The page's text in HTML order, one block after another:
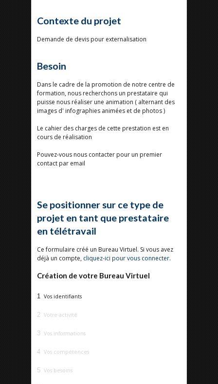
Contexte du projet
Demande de devis pour externalisation
Besoin
Dans le cadre de la promotion de notre centre de
formation, nous recherchons un prestataire qui
puisse nous réaliser une animation ( alternant des
images d' infographies animées et de photos )
Le cahier des charges de cette prestation est en
cours de réalisation
Pouvez-vous nous contacter pour un premier
contact par email
Se positionner sur ce type de
projet en tant que prestataire
en télétravail
Ce formulaire créé un Bureau Virtuel. Si vous avez
déjà un compte, cliquez-ici pour vous connecter.
Création de votre Bureau Virtuel
1 Vos identifiants
2 Votre activité
3 Vos informations
4 Vos compétences
5 Vos besoins